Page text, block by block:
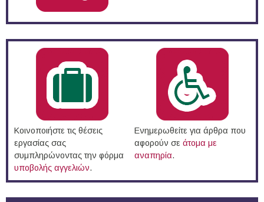
Κοινοποιήστε τις θέσεις
εργασίας σας
συμπληρώνοντας την φόρμα
υποβολής αγγελιών.
Ενημερωθείτε για άρθρα που
αφορούν σε άτομα με
αναπηρία.